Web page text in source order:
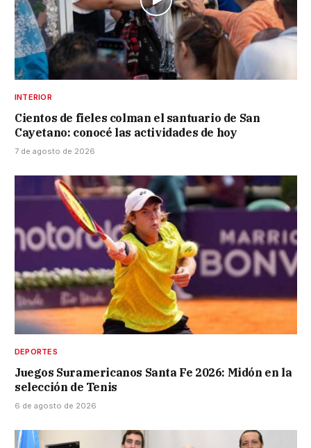
INTERIOR
Cientos de fieles colman el santuario de San
Cayetano: conocé las actividades de hoy
7 de agosto de 2026
DEPORTES
Juegos Suramericanos Santa Fe 2026: Midón en la
selección de Tenis
6 de agosto de 2026